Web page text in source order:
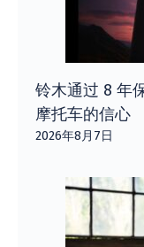
铃木通过 8 年
摩托车的信心
2026年8月7日